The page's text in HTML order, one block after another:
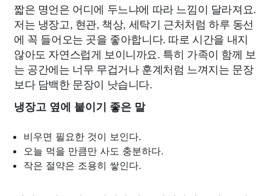
짧은 명언은 어디에 두느냐에 따라 느낌이 달라져요.
저는 냉장고, 현관, 책상, 세탁기 근처처럼 하루 동선
에 꼭 들어오는 곳을 좋아합니다. 따로 시간을 내지
않아도 자연스럽게 보이니까요. 특히 가족이 함께 보
는 공간에는 너무 무겁거나 훈계처럼 느껴지는 문장
보다 담백한 문장이 낫습니다.
냉장고 옆에 붙이기 좋은 말
비우면 필요한 것이 보인다.
오늘 먹을 만큼만 사도 충분하다.
작은 절약은 조용히 쌓인다.